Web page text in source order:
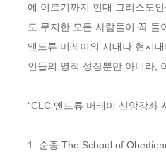
에 이르기까지 현대 그리스도
도 무지한 모든 사람들이 꼭 들
앤드류 머레이의 시대나 현시
인들의 영적 성장뿐만 아니라,
“CLC 앤드류 머레이 신앙강좌
1. 순종 The School of